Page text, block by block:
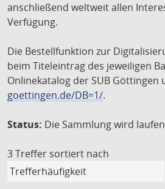
anschließend weltweit allen
Verfügung.
Die Bestellfunktion zur
beim Titeleintrag des jeweiligen
Onlinekatalog der SUB Göttingen
goettingen.de/DB=1/.
Status: Die Sammlung wird
3 Treffer sortiert nach